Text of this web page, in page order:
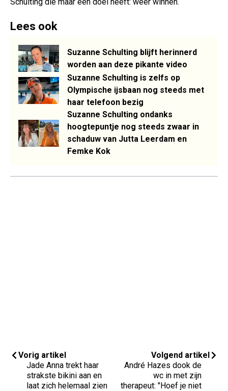
Schulting die maar één doel heeft: weer winnen.
Lees ook
Suzanne Schulting blijft herinnerd
worden aan deze pikante video
Suzanne Schulting is zelfs op
Olympische ijsbaan nog steeds met
haar telefoon bezig
Suzanne Schulting ondanks
hoogtepuntje nog steeds zwaar in
schaduw van Jutta Leerdam en
Femke Kok
Vorig artikel
Jade Anna trekt haar
strakste bikini aan en
laat zich helemaal zien
Volgend artikel
André Hazes dook de
wc in met zijn
therapeut: "Hoef je niet